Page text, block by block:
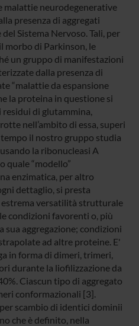
malattie neurodegenerative
presenza di aggregati
Sistema Nervoso. Tali, per
morbo di Parkinson, le
un gruppo di manifestazioni
dalla presenza di
“malattie da espansione
la proteina in questione si
residui di glutammina,
nell’ambito di essa, superi
il nostro gruppo studia
la ribonucleasi A
quale “modello”
enzimatica, per altro
dettaglio, si presta
estrema versatilità strutturale
condizioni favorenti o, più
sua aggregazione; condizioni
ad altre proteine. E'
in forma di dimeri, trimeri,
durante la liofilizzazione da
Ciascun tipo di aggregato
conformazionali [3].
scambio di identici dominii
che è definito, nella